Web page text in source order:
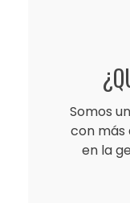
Somos
con más
en la